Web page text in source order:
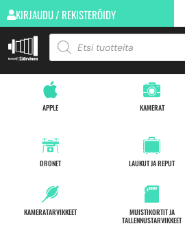
KIRJAUDU / REKISTERÖIDY
APPLE
DRONET
KAMERAT
LAUKUT JA REPUT
KAMERATARVIKKEET
MUISTIKORTIT JA
TALLENNUSTARVIKKEET